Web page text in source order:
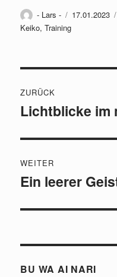
Autor
- Lars -
Veröffentlicht
17.01.2023
Keiko,Training
ZURÜCK
Vorheriger
Lichtblicke im
WEITER
Nächster
Ein leerer
BU WA AI NARI